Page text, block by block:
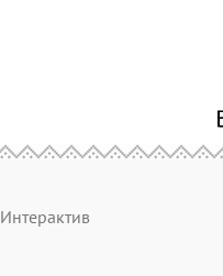
Интерактив